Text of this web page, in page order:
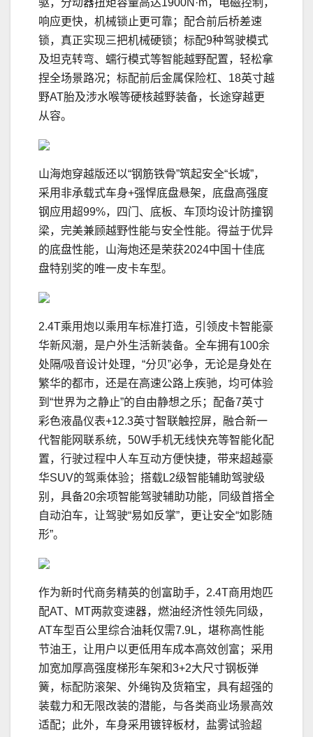
驱，分动器扭矩容量高达1900N·m，电磁控制，
响应更快，机械锁止更可靠；配合前后桥差速
锁，真正实现三把机械硬锁；标配9种驾驶模式
及坦克转弯、蠕行模式等智能越野配置，轻松拿
捏全场景路况；标配前后金属保险杠、18英寸越
野AT胎及涉水喉等硬核越野装备，长途穿越更
从容。
山海炮穿越版还以“钢筋铁骨”筑起安全“长城”，
采用非承载式车身+强悍底盘悬架，底盘高强度
钢应用超99%，四门、底板、车顶均设计防撞钢
梁，完美兼顾越野性能与安全性能。得益于优异
的底盘性能，山海炮还是荣获2024中国十佳底
盘特别奖的唯一皮卡车型。
2.4T乘用炮以乘用车标准打造，引领皮卡智能豪
华新风潮，是户外生活新装备。全车拥有100余
处隔/吸音设计处理，“分贝”必争，无论是身处在
繁华的都市，还是在高速公路上疾驰，均可体验
到“世界为之静止”的自由静想之乐；配备7英寸
彩色液晶仪表+12.3英寸智联触控屏，融合新一
代智能网联系统，50W手机无线快充等智能化配
置，行驶过程中人车互动方便快捷，带来超越豪
华SUV的驾乘体验；搭载L2级智能辅助驾驶级
别，具备20余项智能驾驶辅助功能，同级首搭全
自动泊车，让驾驶“易如反掌”，更让安全“如影随
形”。
作为新时代商务精英的创富助手，2.4T商用炮匹
配AT、MT两款变速器，燃油经济性领先同级，
AT车型百公里综合油耗仅需7.9L，堪称高性能
节油王，让用户以更低用车成本高效创富；采用
加宽加厚高强度梯形车架和3+2大尺寸钢板弹
簧，标配防滚架、外绳钩及货箱宝，具有超强的
装载力和无限改装的潜能，与各类商业场景高效
适配；此外，车身采用镀锌板材，盐雾试验超